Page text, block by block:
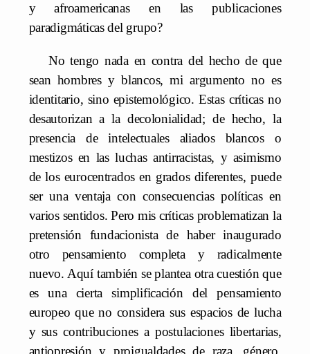
y afroamericanas en las publicaciones
paradigmáticas del grupo?
No tengo nada en contra del hecho de que
sean hombres y blancos, mi argumento no es
identitario, sino epistemológico. Estas críticas no
desautorizan a la decolonialidad; de hecho, la
presencia de intelectuales aliados blancos o
mestizos en las luchas antirracistas, y asimismo
de los eurocentrados en grados diferentes, puede
ser una ventaja con consecuencias políticas en
varios sentidos. Pero mis críticas problematizan la
pretensión fundacionista de haber inaugurado
otro pensamiento completa y radicalmente
nuevo. Aquí también se plantea otra cuestión que
es una cierta simplificación del pensamiento
europeo que no considera sus espacios de lucha
y sus contribuciones a postulaciones libertarias,
antiopresión y proigualdades de raza, género,